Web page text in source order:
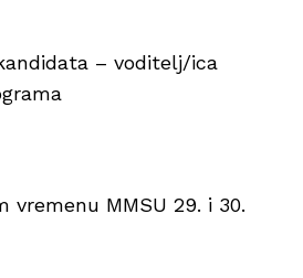
– voditelj/ica
vremenu MMSU 29. i 30.